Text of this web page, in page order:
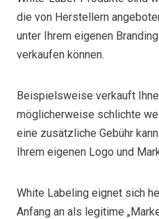
die von Herstellern
unter Ihrem eigenen
verkaufen können.
Beispielsweise verkauft
möglicherweise schlichte
eine zusätzliche Gebühr
Ihrem eigenen Logo und
White Labeling eignet sich
Anfang an als legitime